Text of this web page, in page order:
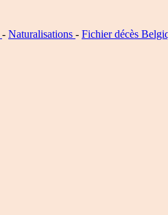
- Naturalisations - Fichier décès